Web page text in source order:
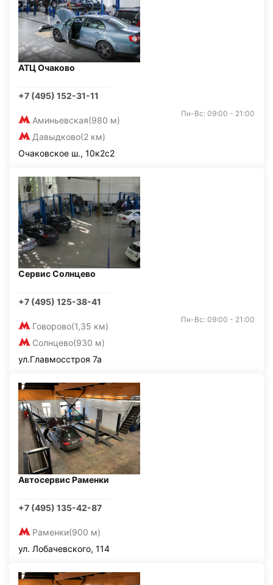
АТЦ Очаково
+7 (495) 152-31-11
Аминьевская(980 м)
Давыдково(2 км)
Пн-Вс: 09:00 - 21:00
Очаковское ш., 10к2с2
Сервис Солнцево
+7 (495) 125-38-41
Говорово(1,35 км)
Солнцево(930 м)
Пн-Вс: 09:00 - 21:00
ул.Главмосстроя 7а
Автосервис Раменки
+7 (495) 135-42-87
Раменки(900 м)
ул. Лобачевского, 114